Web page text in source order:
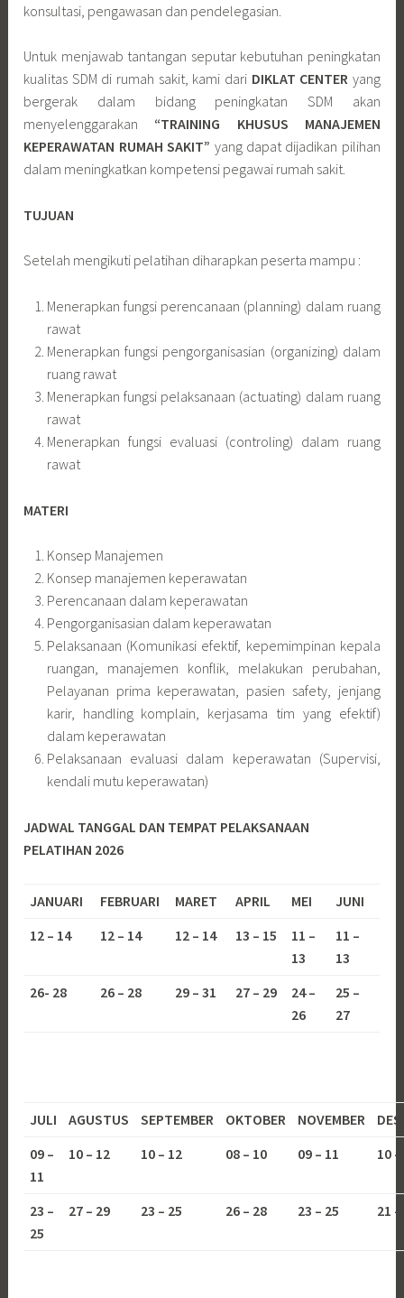
konsultasi, pengawasan dan pendelegasian.
Untuk menjawab tantangan seputar kebutuhan peningkatan
kualitas SDM di rumah sakit, kami dari DIKLAT CENTER yang
bergerak dalam bidang peningkatan SDM akan
menyelenggarakan “TRAINING KHUSUS MANAJEMEN
KEPERAWATAN RUMAH SAKIT” yang dapat dijadikan pilihan
dalam meningkatkan kompetensi pegawai rumah sakit.
TUJUAN
Setelah mengikuti pelatihan diharapkan peserta mampu :
Menerapkan fungsi perencanaan (planning) dalam ruang
rawat
Menerapkan fungsi pengorganisasian (organizing) dalam
ruang rawat
Menerapkan fungsi pelaksanaan (actuating) dalam ruang
rawat
Menerapkan fungsi evaluasi (controling) dalam ruang
rawat
MATERI
Konsep Manajemen
Konsep manajemen keperawatan
Perencanaan dalam keperawatan
Pengorganisasian dalam keperawatan
Pelaksanaan (Komunikasi efektif, kepemimpinan kepala
ruangan, manajemen konflik, melakukan perubahan,
Pelayanan prima keperawatan, pasien safety, jenjang
karir, handling komplain, kerjasama tim yang efektif)
dalam keperawatan
Pelaksanaan evaluasi dalam keperawatan (Supervisi,
kendali mutu keperawatan)
JADWAL TANGGAL DAN TEMPAT PELAKSANAAN
PELATIHAN 2026
JANUARI FEBRUARI MARET APRIL MEI
JUNI
12 – 14
12 – 14 12 – 14 13 – 15
11 –
13
11 –
13
26- 28
26 – 28 29 – 31 27 – 29
24 –
26
25 –
27
JULI AGUSTUS SEPTEMBER OKTOBER NOVEMBER
09 –
11
10 – 12 10 – 12 08 – 10 09 – 11 10
23 –
25
27 – 29 23 – 25 26 – 28 23 – 25 21